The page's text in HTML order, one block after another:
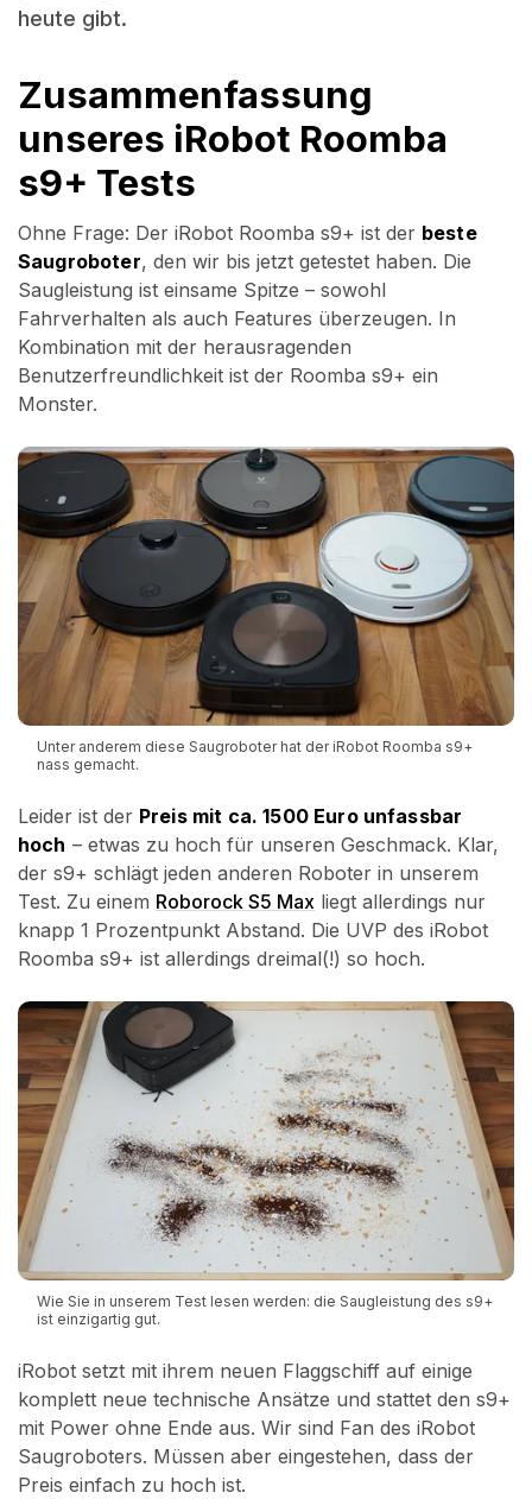
heute gibt.
Zusammenfassung
unseres iRobot Roomba
s9+ Tests
Ohne Frage: Der iRobot Roomba s9+ ist der beste
Saugroboter, den wir bis jetzt getestet haben. Die
Saugleistung ist einsame Spitze – sowohl
Fahrverhalten als auch Features überzeugen. In
Kombination mit der herausragenden
Benutzerfreundlichkeit ist der Roomba s9+ ein
Monster.
Unter anderem diese Saugroboter hat der iRobot Roomba s9+
nass gemacht.
Leider ist der Preis mit ca. 1500 Euro unfassbar
hoch – etwas zu hoch für unseren Geschmack. Klar,
der s9+ schlägt jeden anderen Roboter in unserem
Test. Zu einem Roborock S5 Max liegt allerdings nur
knapp 1 Prozentpunkt Abstand. Die UVP des iRobot
Roomba s9+ ist allerdings dreimal(!) so hoch.
Wie Sie in unserem Test lesen werden: die Saugleistung des s9+
ist einzigartig gut.
iRobot setzt mit ihrem neuen Flaggschiff auf einige
komplett neue technische Ansätze und stattet den s9+
mit Power ohne Ende aus. Wir sind Fan des iRobot
Saugroboters. Müssen aber eingestehen, dass der
Preis einfach zu hoch ist.